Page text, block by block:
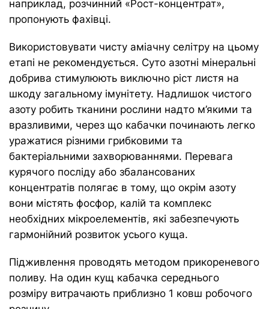
наприклад, розчинний «Рост-концентрат»,
пропонують фахівці.
Використовувати чисту аміачну селітру на цьому
етапі не рекомендується. Суто азотні мінеральні
добрива стимулюють виключно ріст листя на
шкоду загальному імунітету. Надлишок чистого
азоту робить тканини рослини надто м’якими та
вразливими, через що кабачки починають легко
уражатися різними грибковими та
бактеріальними захворюваннями. Перевага
курячого посліду або збалансованих
концентратів полягає в тому, що окрім азоту
вони містять фосфор, калій та комплекс
необхідних мікроелементів, які забезпечують
гармонійний розвиток усього куща.
Підживлення проводять методом прикореневого
поливу. На один кущ кабачка середнього
розміру витрачають приблизно 1 ковш робочого